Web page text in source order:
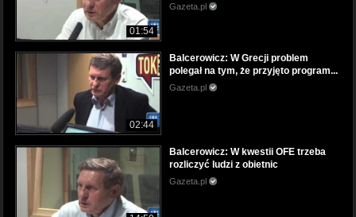
01:54
Gazeta.pl
02:44
Balcerowicz: W Grecji problem
polegał na tym, że przyjęto program...
Gazeta.pl
Balcerowicz: W kwestii OFE trzeba
rozliczyć ludzi z obietnic
Gazeta.pl